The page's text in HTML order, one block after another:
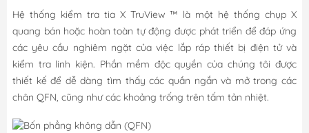
Hệ thống kiểm tra tia X TruView ™ là một hệ thống chụp X
quang bán hoặc hoàn toàn tự động được phát triển để đáp ứng
các yêu cầu nghiêm ngặt của việc lắp ráp thiết bị điện tử và
kiểm tra linh kiện. Phần mềm độc quyền của chúng tôi được
thiết kế để dễ dàng tìm thấy các quần ngắn và mở trong các
chân QFN, cũng như các khoảng trống trên tấm tản nhiệt.